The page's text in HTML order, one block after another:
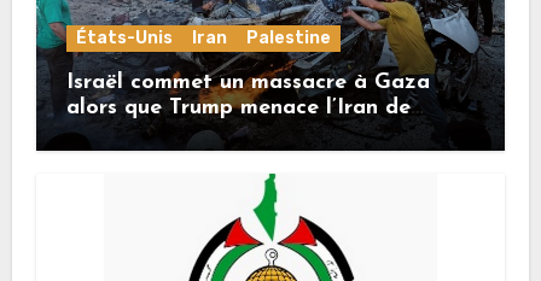
États-Unis Iran Palestine
Israël commet un massacre à Gaza
alors que Trump menace l’Iran de
«décapitation»